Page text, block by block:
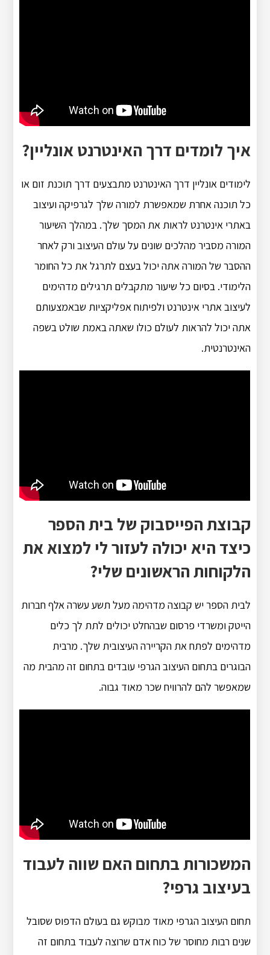
איך לומדים דרך האינטרנט אונליין?
לימודים אונליין דרך האינטרנט מתבצעים דרך תוכנת זום או
כל תוכנה אחרת שמאפשרת למורה שלך לגרפיקה ועיצוב
באתרי אינטרנט לראות את המסך שלך. במהלך השיעור
המורה מסביר מהלכים שונים על עולם העיצוב ורק לאחר
ההסבר של המורה אתה יכול בעצם לתרגל את כל החומר
הלימודי. בסיום כל שיעור מתקבלים תרגילים מדהימים
לעיצוב אתרי אינטרנט ולפיתוח אפליקציות שבאמצעותם
אתה יכול להראות לעולם כולו שאתה באמת שולט בשפה
האינטרנטית.
קבוצת הפייסבוק של בית הספר
כיצד היא יכולה לעזור לי למצוא את
הלקוחות הראשונים שלי?
לבית הספר יש קבוצה מדהימה מעל תשע עשרה אלף חברות
הייטק ומשרדי פרסום שבהחלט יכולים לתת לך כלים
מדהימים לפתח את הקריירה העיצובית שלך. מרבית
הבוגרים בתחום העיצוב הגרפי עובדים בתחום זה מהבית מה
שמאפשר להם להרוויח שכר מאוד גבוה.
המשכורות בתחום האם שווה לעבוד
בעיצוב גרפי?
תחום העיצוב הגרפי מאוד מבוקש גם בעולם הדפוס שסובל
שנים רבות מחוסר של כוח אדם שרוצה לעבוד בתחום זה